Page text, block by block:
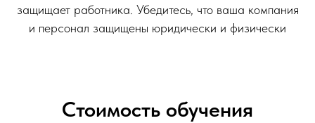
защищает работника. Убедитесь, что ваша компания
и персонал защищены юридически и физически
Стоимость обучения